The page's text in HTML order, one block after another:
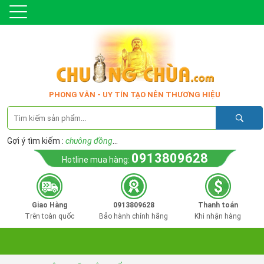
PHONG VÂN - UY TÍN TẠO NÊN THƯƠNG HIỆU
Gợi ý tìm kiếm : chuông đồng
Hotline mua hàng: 0913809628
Giao Hàng
Trên toàn quốc
0913809628
Bảo hành chính hãng
Thanh toán
Khi nhận hàng